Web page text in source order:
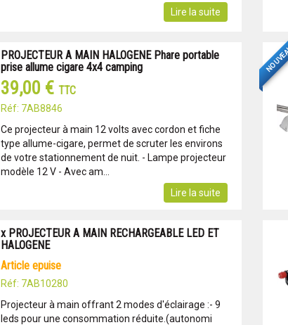
Lire la suite
PROJECTEUR A MAIN HALOGENE Phare portable
prise allume cigare 4x4 camping
39,00 € TTC
Réf: 7AB8846
Ce projecteur à main 12 volts avec cordon et fiche
type allume-cigare, permet de scruter les environs
de votre stationnement de nuit. - Lampe projecteur
modèle 12 V - Avec am...
Lire la suite
x PROJECTEUR A MAIN RECHARGEABLE LED ET
HALOGENE
article epuise
Réf: 7AB10280
Projecteur à main offrant 2 modes d'éclairage :- 9
leds pour une consommation réduite.(autonomi